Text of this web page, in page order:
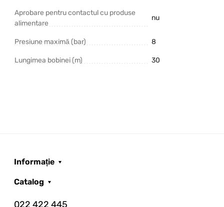
Aprobare pentru contactul cu produse
alimentare
nu
Presiune maximă (bar) 8
Lungimea bobinei (m) 30
Informație
Catalog
022 422 445